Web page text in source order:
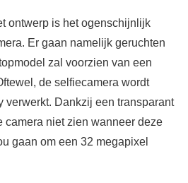
ontwerp is het ogenschijnlijk
Er gaan namelijk geruchten
zal voorzien van een
de selfiecamera wordt
verwerkt. Dankzij een transparant
camera niet zien wanneer deze
gaan om een 32 megapixel